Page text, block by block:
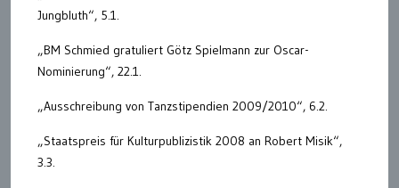
Jungbluth“, 5.1.
„BM Schmied gratuliert Götz Spielmann zur Oscar-
Nominierung“, 22.1.
„Ausschreibung von Tanzstipendien 2009/2010“, 6.2.
„Staatspreis für Kulturpublizistik 2008 an Robert Misik“,
3.3.